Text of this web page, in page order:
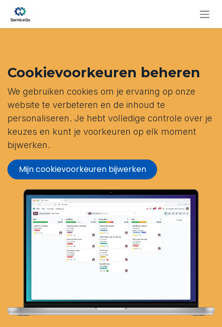
Overslaan naar inhoud
Cookievoorkeuren beheren
We gebruiken cookies om je ervaring op onze
website te verbeteren en de inhoud te
personaliseren. Je hebt volledige controle over je
keuzes en kunt je voorkeuren op elk moment
bijwerken.
Mijn cookievoorkeuren bijwerken